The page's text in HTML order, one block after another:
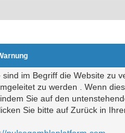
sind im Begriff die Website zu
zu werden . Wenn
Sie auf den
Sie bitte auf Zurück in